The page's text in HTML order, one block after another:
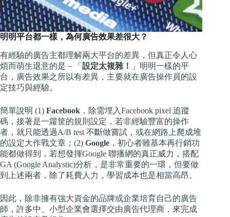
明明平台都一樣，為何廣告效果差很大？
有經驗的廣告主都理解兩大平台的差異，但真正令人心
煩而萌生退意的是－「 設定太複雜！
」明明一樣的平
台，廣告效果之所以有差異，主要就在廣告操作員的設
定技巧與經驗。
簡單說明 (1) Facebook ，除需埋入Facebook pixel 追蹤
碼，接著是一籮筐的規則設定，若非經驗豐富的操作
者，就只能透過A/B test 不斷做嘗試，或在網路上爬成堆
的設定大作戰文章；(2) Google ，初心者雖基本再行銷功
能都做得到，若想發揮Google 聯播網的真正威力，搭配
GA (Google Analystic)分析，是非常重要的一環，但要做
到上述兩者，除了耗費人力，學習成本也是相當高昂。
因此，除非擁有強大資金的品牌或企業培育自己的廣告
師，許多中、小型企業會選擇交由廣告代理商，來完成